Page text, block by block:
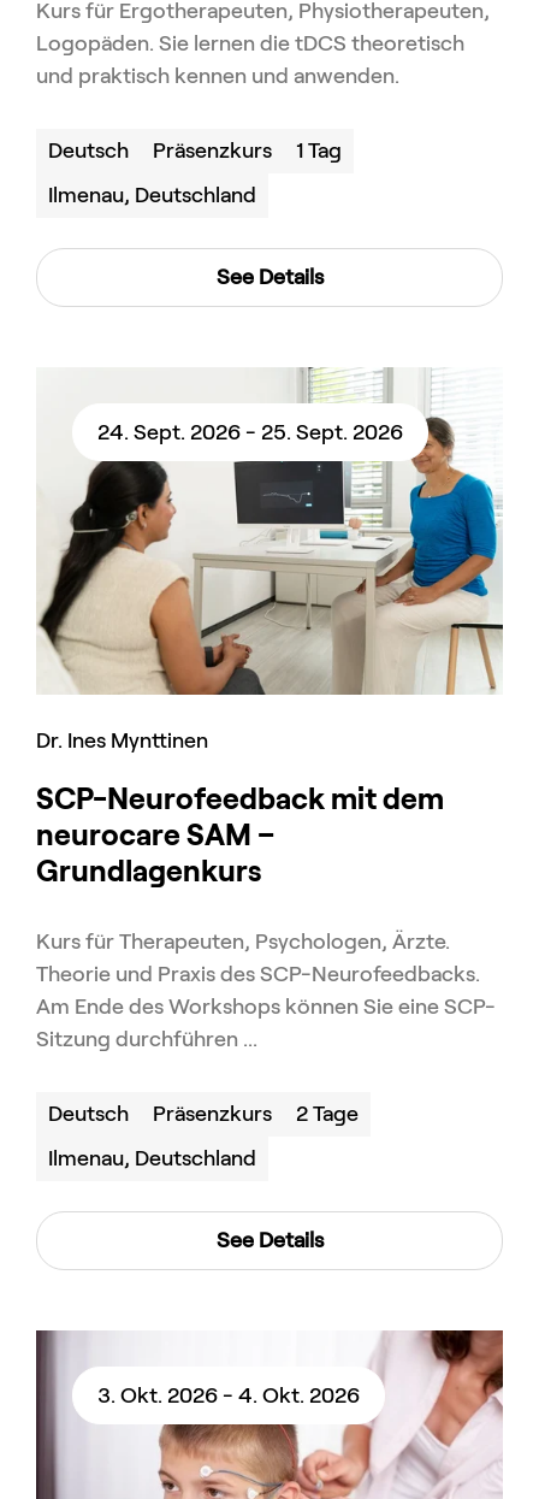
Kurs für Ergotherapeuten, Physiotherapeuten,
Logopäden. Sie lernen die tDCS theoretisch
und praktisch kennen und anwenden.
Deutsch
Präsenzkurs
Ilmenau, Deutschland
1 Tag
See Details
24. Sept. 2026 - 25. Sept. 2026
Dr. Ines Mynttinen
SCP-Neurofeedback mit dem
neurocare SAM –
Grundlagenkurs
Kurs für Therapeuten, Psychologen, Ärzte.
Theorie und Praxis des SCP-Neurofeedbacks.
Am Ende des Workshops können Sie eine SCP-
Sitzung durchführen ...
Deutsch
Präsenzkurs
Ilmenau, Deutschland
2 Tage
See Details
3. Okt. 2026 - 4. Okt. 2026